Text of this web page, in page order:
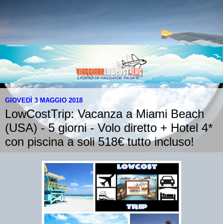
GIOVEDÌ 3 MAGGIO 2018
LowCostTrip: Vacanza a Miami Beach
(USA) - 5 giorni - Volo diretto + Hotel 4*
con piscina a soli 518€ tutto incluso!